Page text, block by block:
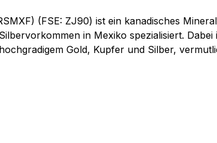
(FSE: ZJ90) ist ein kanadisches
in Mexiko spezialisiert.
Gold, Kupfer und Silber,